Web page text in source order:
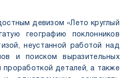
девизом «Лето круглый
географию поклонников
неустанной работой над
и поиском выразительных
проработкой деталей, а также